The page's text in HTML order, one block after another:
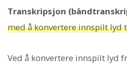
Transkripsjon
med å konvertere innspilt lyd
Ved å konvertere innspilt lyd